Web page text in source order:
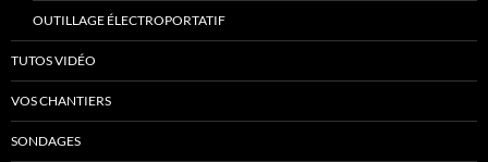
OUTILLAGE ÉLECTROPORTATIF
TUTOS VIDÉO
VOS CHANTIERS
SONDAGES